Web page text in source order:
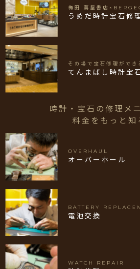
梅田 蔦屋書店
うめだ時計宝石修
その場で宝石修理ができ
てんまばし時計宝
時計・宝石の修理メ
料金をもっと知
OVERHAUL
オーバーホール
BATTERY
電池交換
WATCH REPAIR